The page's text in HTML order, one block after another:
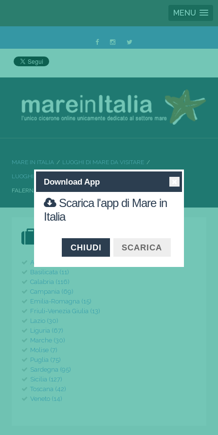
MENU
MARE IN ITALIA LUOGHI DI MARE DA VISITARE
LUOGHI DI MARE DA VISITARE CALABRIA
FALERNA SOLE MARE E DIVERTIMENTO
Abruzzo (24)
Basilicata (11)
Calabria (116)
Campania (69)
Emilia-Romagna (15)
Friuli-Venezia Giulia (13)
Lazio (30)
Liguria (67)
Marche (30)
Molise (7)
Puglia (75)
Sardegna (95)
Sicilia (127)
Toscana (42)
Veneto (14)
Download App
Scarica l'app di Mare in
Italia
CHIUDI SCARICA